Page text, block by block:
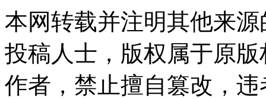
本网转载并注明其他来
投稿人士，版权属于原
作者，禁止擅自篡改，